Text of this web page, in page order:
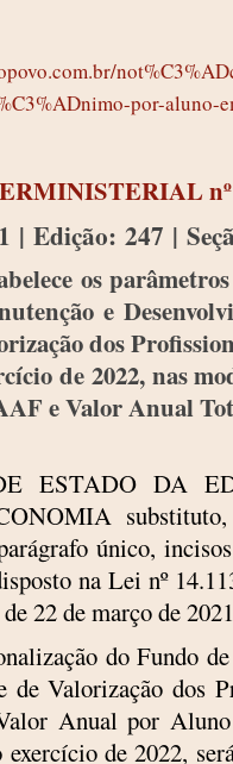
por-aluno-
| Edição: 247 |
os
e
dos
de 2022, nas
e Valor Anual
ESTADO DA
único,
na Lei nº
22 de março de
do Fundo
de Valorização dos
Anual por
de 2022,